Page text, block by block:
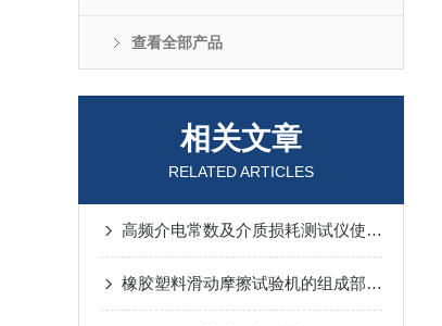
查看全部产品
相关文章
RELATED ARTICLES
高频介电常数及介质损耗测试仪使用指南
橡胶塑料滑动摩擦试验机的组成部分和使用的详细步骤